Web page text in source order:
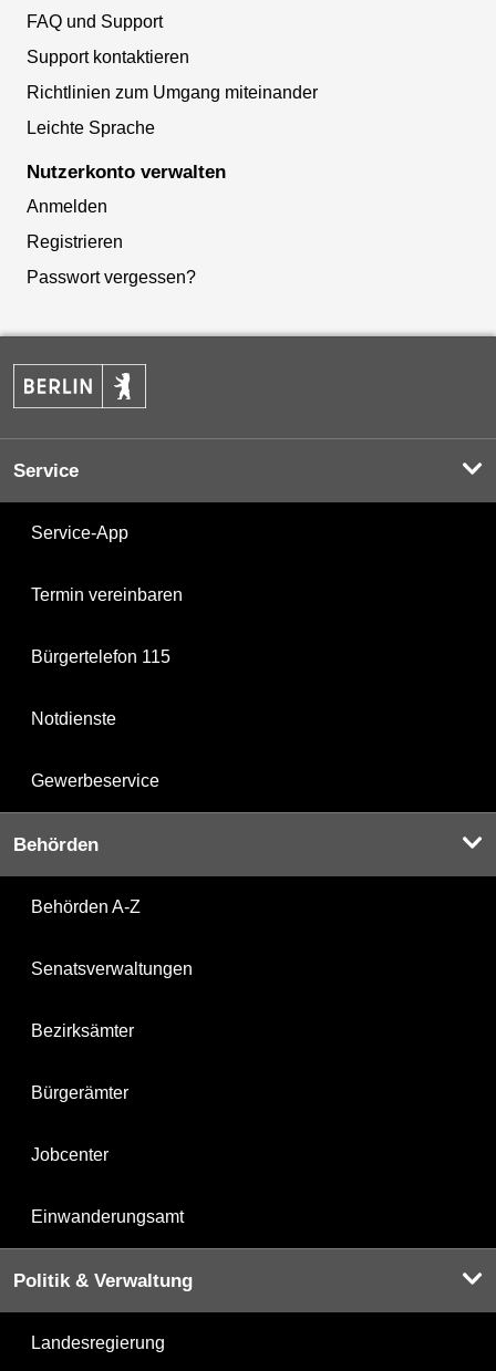
FAQ und Support
Support kontaktieren
Richtlinien zum Umgang miteinander
Leichte Sprache
Nutzerkonto verwalten
Anmelden
Registrieren
Passwort vergessen?
Service
Service-App
Termin vereinbaren
Bürgertelefon 115
Notdienste
Gewerbeservice
Behörden
Behörden A-Z
Senatsverwaltungen
Bezirksämter
Bürgerämter
Jobcenter
Einwanderungsamt
Politik & Verwaltung
Landesregierung